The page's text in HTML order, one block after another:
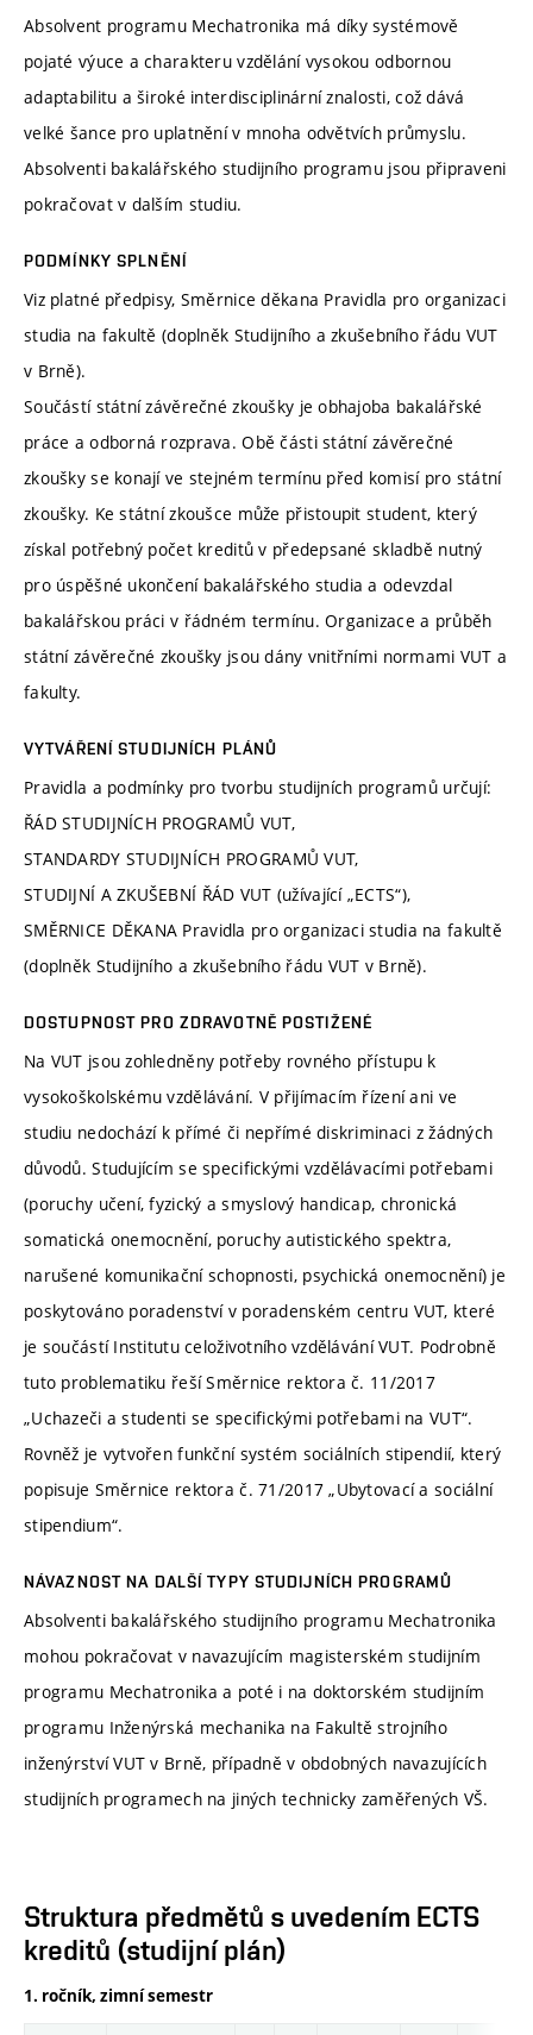
Absolvent programu Mechatronika má díky systémově
pojaté výuce a charakteru vzdělání vysokou odbornou
adaptabilitu a široké interdisciplinární znalosti, což dává
velké šance pro uplatnění v mnoha odvětvích průmyslu.
Absolventi bakalářského studijního programu jsou připraveni
pokračovat v dalším studiu.
PODMÍNKY SPLNĚNÍ
Viz platné předpisy, Směrnice děkana Pravidla pro organizaci
studia na fakultě (doplněk Studijního a zkušebního řádu VUT
v Brně).
Součástí státní závěrečné zkoušky je obhajoba bakalářské
práce a odborná rozprava. Obě části státní závěrečné
zkoušky se konají ve stejném termínu před komisí pro státní
zkoušky. Ke státní zkoušce může přistoupit student, který
získal potřebný počet kreditů v předepsané skladbě nutný
pro úspěšné ukončení bakalářského studia a odevzdal
bakalářskou práci v řádném termínu. Organizace a průběh
státní závěrečné zkoušky jsou dány vnitřními normami VUT a
fakulty.
VYTVÁŘENÍ STUDIJNÍCH PLÁNŮ
Pravidla a podmínky pro tvorbu studijních programů určují:
ŘÁD STUDIJNÍCH PROGRAMŮ VUT,
STANDARDY STUDIJNÍCH PROGRAMŮ VUT,
STUDIJNÍ A ZKUŠEBNÍ ŘÁD VUT (užívající „ECTS“),
SMĚRNICE DĚKANA Pravidla pro organizaci studia na fakultě
(doplněk Studijního a zkušebního řádu VUT v Brně).
DOSTUPNOST PRO ZDRAVOTNĚ POSTIŽENÉ
Na VUT jsou zohledněny potřeby rovného přístupu k
vysokoškolskému vzdělávání. V přijímacím řízení ani ve
studiu nedochází k přímé či nepřímé diskriminaci z žádných
důvodů. Studujícím se specifickými vzdělávacími potřebami
(poruchy učení, fyzický a smyslový handicap, chronická
somatická onemocnění, poruchy autistického spektra,
narušené komunikační schopnosti, psychická onemocnění) je
poskytováno poradenství v poradenském centru VUT, které
je součástí Institutu celoživotního vzdělávání VUT. Podrobně
tuto problematiku řeší Směrnice rektora č. 11/2017
„Uchazeči a studenti se specifickými potřebami na VUT“.
Rovněž je vytvořen funkční systém sociálních stipendií, který
popisuje Směrnice rektora č. 71/2017 „Ubytovací a sociální
stipendium“.
NÁVAZNOST NA DALŠÍ TYPY STUDIJNÍCH PROGRAMŮ
Absolventi bakalářského studijního programu Mechatronika
mohou pokračovat v navazujícím magisterském studijním
programu Mechatronika a poté i na doktorském studijním
programu Inženýrská mechanika na Fakultě strojního
inženýrství VUT v Brně, případně v obdobných navazujících
studijních programech na jiných technicky zaměřených VŠ.
Struktura předmětů s uvedením ECTS
kreditů (studijní plán)
1. ročník, zimní semestr